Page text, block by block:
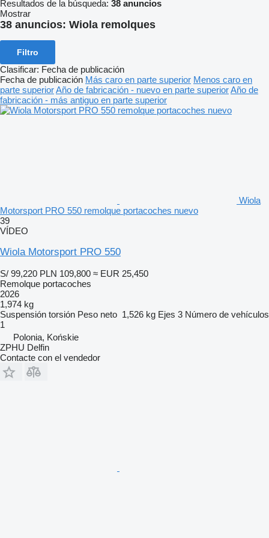
Resultados de la búsqueda: 38 anuncios
Mostrar
38 anuncios: Wiola remolques
Filtro
Clasificar: Fecha de publicación
Fecha de publicación Más caro en parte superior Menos caro en
parte superiorAño de fabricación - nuevo en parte superiorAño de
fabricación - más antiguo en parte superior
Wiola
Motorsport PRO 550 remolque portacoches nuevo
39
VÍDEO
Wiola Motorsport PRO 550
S/ 99,220 PLN 109,800 ≈ EUR 25,450
Remolque portacoches
2026
1,974 kg
Suspensión torsión Peso neto 1,526 kg Ejes 3 Número de vehículos
1
Polonia, Końskie
ZPHU Delfin
Contacte con el vendedor